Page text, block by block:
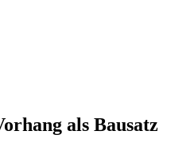
als Bausatz